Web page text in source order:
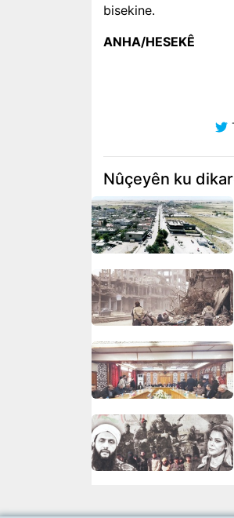
bisekine.
ANHA/HESEKÊ
Nûçeyên ku